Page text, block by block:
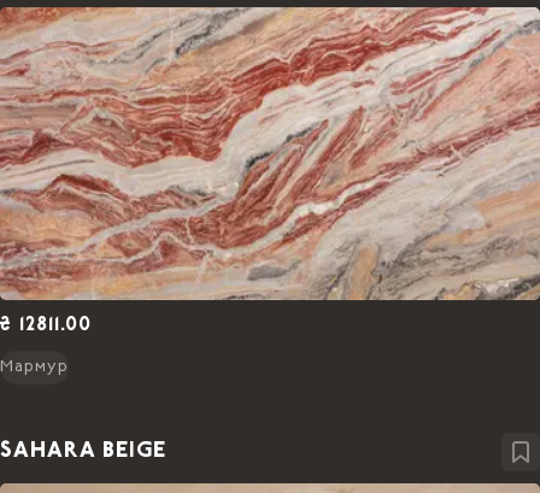
₴ 12811.00
Мармур
SAHARA BEIGE